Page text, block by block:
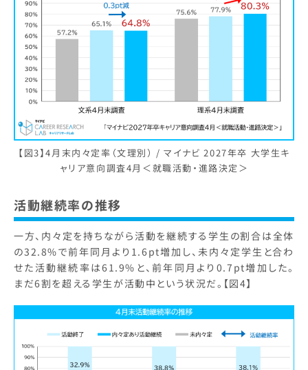
【図3】4月末内々定率（文理別） / マイナビ 2027年卒 大学生キ
ャリア意向調査4月＜就職活動・進路決定＞
活動継続率の推移
一方、内々定を持ちながら活動を継続する学生の割合は全体
の32.8%で前年同月より1.6pt増加し、未内々定学生と合わ
せた活動継続率は61.9%と、前年同月より0.7pt増加した。
まだ6割を超える学生が活動中という状況だ。【図4】